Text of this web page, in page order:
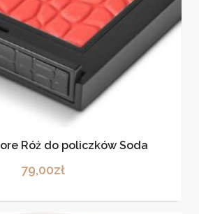
Róż do policzków Soda
79,00zł